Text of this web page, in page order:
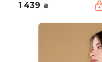
1 439 ₴